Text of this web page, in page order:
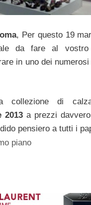
, Per questo 19
da fare al vostro
in uno dei
collezione di
2013 a prezzi
pensiero a tutti i
piano